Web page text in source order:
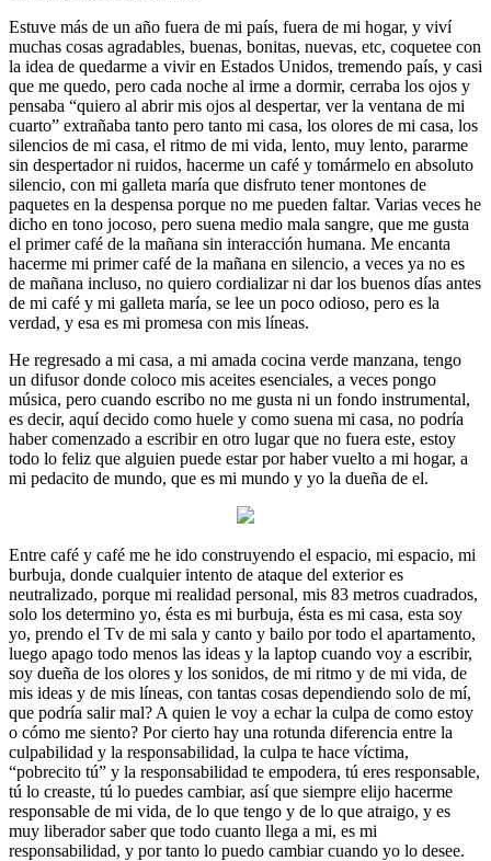
Estuve más de un año fuera de mi país, fuera de mi hogar, y viví
muchas cosas agradables, buenas, bonitas, nuevas, etc, coquetee con
la idea de quedarme a vivir en Estados Unidos, tremendo país, y casi
que me quedo, pero cada noche al irme a dormir, cerraba los ojos y
pensaba “quiero al abrir mis ojos al despertar, ver la ventana de mi
cuarto” extrañaba tanto pero tanto mi casa, los olores de mi casa, los
silencios de mi casa, el ritmo de mi vida, lento, muy lento, pararme
sin despertador ni ruidos, hacerme un café y tomármelo en absoluto
silencio, con mi galleta maría que disfruto tener montones de
paquetes en la despensa porque no me pueden faltar. Varias veces he
dicho en tono jocoso, pero suena medio mala sangre, que me gusta
el primer café de la mañana sin interacción humana. Me encanta
hacerme mi primer café de la mañana en silencio, a veces ya no es
de mañana incluso, no quiero cordializar ni dar los buenos días antes
de mi café y mi galleta maría, se lee un poco odioso, pero es la
verdad, y esa es mi promesa con mis líneas.
He regresado a mi casa, a mi amada cocina verde manzana, tengo
un difusor donde coloco mis aceites esenciales, a veces pongo
música, pero cuando escribo no me gusta ni un fondo instrumental,
es decir, aquí decido como huele y como suena mi casa, no podría
haber comenzado a escribir en otro lugar que no fuera este, estoy
todo lo feliz que alguien puede estar por haber vuelto a mi hogar, a
mi pedacito de mundo, que es mi mundo y yo la dueña de el.
Entre café y café me he ido construyendo el espacio, mi espacio, mi
burbuja, donde cualquier intento de ataque del exterior es
neutralizado, porque mi realidad personal, mis 83 metros cuadrados,
solo los determino yo, ésta es mi burbuja, ésta es mi casa, esta soy
yo, prendo el Tv de mi sala y canto y bailo por todo el apartamento,
luego apago todo menos las ideas y la laptop cuando voy a escribir,
soy dueña de los olores y los sonidos, de mi ritmo y de mi vida, de
mis ideas y de mis líneas, con tantas cosas dependiendo solo de mí,
que podría salir mal? A quien le voy a echar la culpa de como estoy
o cómo me siento? Por cierto hay una rotunda diferencia entre la
culpabilidad y la responsabilidad, la culpa te hace víctima,
“pobrecito tú” y la responsabilidad te empodera, tú eres responsable,
tú lo creaste, tú lo puedes cambiar, así que siempre elijo hacerme
responsable de mi vida, de lo que tengo y de lo que atraigo, y es
muy liberador saber que todo cuanto llega a mi, es mi
responsabilidad, y por tanto lo puedo cambiar cuando yo lo desee.